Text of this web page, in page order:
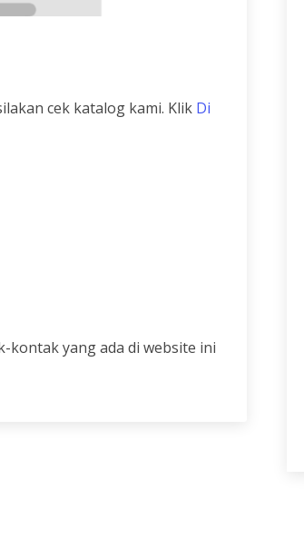
cek katalog kami. Klik Di
yang ada di website ini